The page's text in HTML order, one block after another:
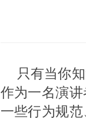
只有当你
作为一名演
一些行为规